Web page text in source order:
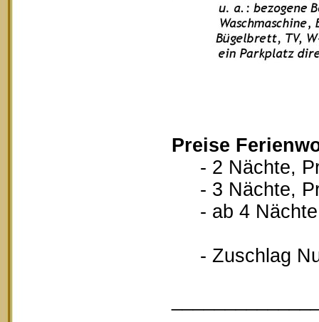
Preise
- 2 Nächte,
- 3 Nächte,
- ab 4 Nächte,
- Zuschlag